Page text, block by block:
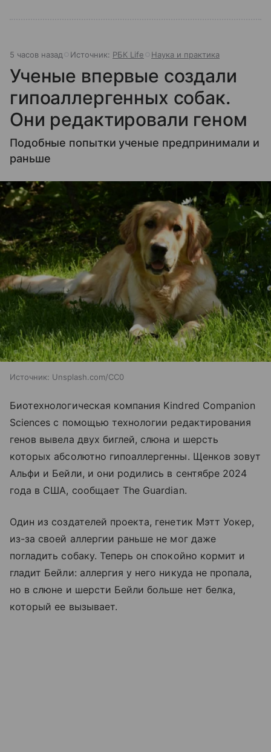
5 часов назад Источник: РБК Life Наука и практика
Ученые впервые создали
гипоаллергенных собак.
Они редактировали геном
Подобные попытки ученые предпринимали и
раньше
Источник: Unsplash.com/CC0
Биотехнологическая компания Kindred Companion
Sciences с помощью технологии редактирования
генов вывела двух биглей, слюна и шерсть
которых абсолютно гипоаллергенны. Щенков зовут
Альфи и Бейли, и они родились в сентябре 2024
года в США, сообщает The Guardian.
Один из создателей проекта, генетик Мэтт Уокер,
из-за своей аллергии раньше не мог даже
погладить собаку. Теперь он спокойно кормит и
гладит Бейли: аллергия у него никуда не пропала,
но в слюне и шерсти Бейли больше нет белка,
который ее вызывает.